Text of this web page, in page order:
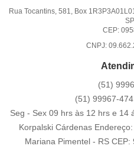
Rua Tocantins, 581, Box 1R3P3A01L01
SP
CEP:
CNPJ:
(51)
(51) 99967-
Seg - Sex 09 hrs às 12 hrs e 14
Korpalski Cárdenas
Mariana Pimentel - RS